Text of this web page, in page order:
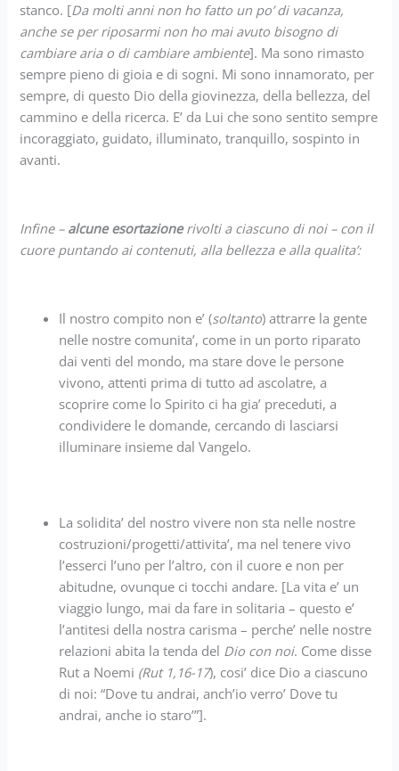
stanco. [Da molti anni non ho fatto un po’ di vacanza,
anche se per riposarmi non ho mai avuto bisogno di
cambiare aria o di cambiare ambiente]. Ma sono rimasto
sempre pieno di gioia e di sogni. Mi sono innamorato, per
sempre, di questo Dio della giovinezza, della bellezza, del
cammino e della ricerca. E’ da Lui che sono sentito sempre
incoraggiato, guidato, illuminato, tranquillo, sospinto in
avanti.
Infine – alcune esortazionerivolti a ciascuno di noi – con il
cuore puntando ai contenuti, alla bellezza e alla qualita’:
Il nostro compito non e’ (soltanto) attrarre la gente
nelle nostre comunita’, come in un porto riparato
dai venti del mondo, ma stare dove le persone
vivono, attenti prima di tutto ad ascolatre, a
scoprire come lo Spirito ci ha gia’ preceduti, a
condividere le domande, cercando di lasciarsi
illuminare insieme dal Vangelo.
La solidita’ del nostro vivere non sta nelle nostre
costruzioni/progetti/attivita’, ma nel tenere vivo
l’esserci l’uno per l’altro, con il cuore e non per
abitudne, ovunque ci tocchi andare. [La vita e’ un
viaggio lungo, mai da fare in solitaria – questo e’
l’antitesi della nostra carisma – perche’ nelle nostre
relazioni abita la tenda del Dio con noi. Come disse
Rut a Noemi (Rut 1,16-17), cosi’ dice Dio a ciascuno
di noi: “Dove tu andrai, anch’io verro’ Dove tu
andrai, anche io staro’”].